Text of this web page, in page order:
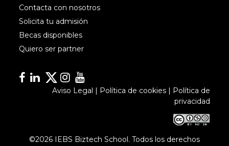
Contacta con nosotros
Solicita tu admisión
Becas disponibles
Quiero ser partner
Facebook
Linkedin
Linkedin
Instagram
Aviso Legal | Política de cookies| Política de
privacidad
©2026 IEBS Biztech School. Todos los derechos